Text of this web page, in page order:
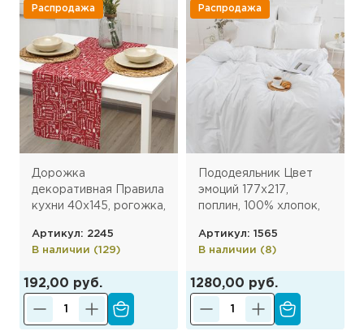
Распродажа
Дорожка
декоративная Правила
кухни 40х145, рогожка,
(ПК)
Артикул: 2245
В наличии (129)
192,00 руб.
Распродажа
Пододеяльник Цвет
эмоций 177х217,
поплин, 100% хлопок,
Артикул: 1565
В наличии (8)
1280,00 руб.